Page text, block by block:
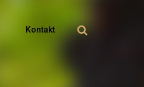
Kontakt